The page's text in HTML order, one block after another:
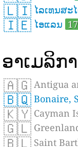
🇱🇮 ໄລເທນສະ
🇮🇪 ໄອແລນ 17
ອາເມລິກ
🇦🇬 Antigua
🇧🇶 Bonaire,
🇰🇾 Cayman
🇬🇱
🇧🇱 Saint